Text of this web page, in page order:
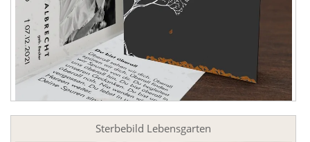
Sterbebild Lebensgarten